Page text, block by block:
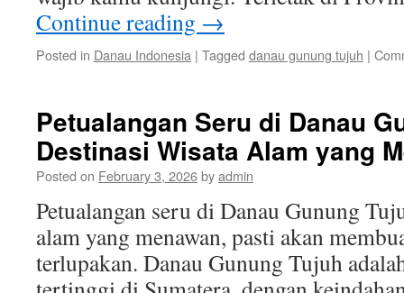
Continue reading →
Posted in Danau Indonesia | Tagged danau gunung tujuh |
Petualangan Seru di Danau
Destinasi Wisata Alam yang
Posted on February 3, 2026byadmin
Petualangan seru di Danau Gunung
alam yang menawan, pasti akan
terlupakan. Danau Gunung Tujuh